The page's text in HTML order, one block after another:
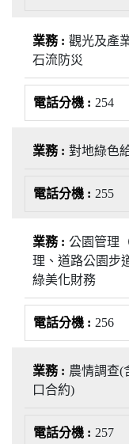
觀光及產
石流防災
254
對地綠色
255
公園管理
理、道路公園步
綠美化財務
256
農情調查(
口合約)
257